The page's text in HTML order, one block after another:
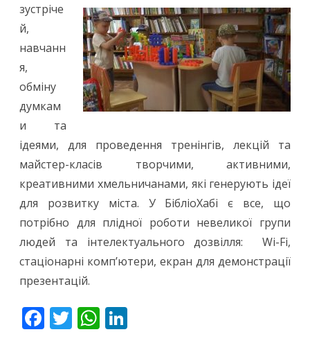
зустріче
й,
навчанн
я,
обміну
думкам
и та
ідеями, для проведення тренінгів, лекцій та
майстер-класів творчими, активними,
креативними хмельничанами, які генерують ідеї
для розвитку міста. У БібліоХабі є все, що
потрібно для плідної роботи невеликої групи
людей та інтелектуального дозвілля: Wi-Fi,
стаціонарні комп’ютери, екран для демонстрації
презентацій.
F T W